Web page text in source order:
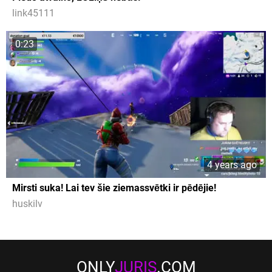
link45111
0:23
4 years ago
Mirsti suka! Lai tev šie ziemassvētki ir pēdējie!
huskilv
ONLYJURIS.COM